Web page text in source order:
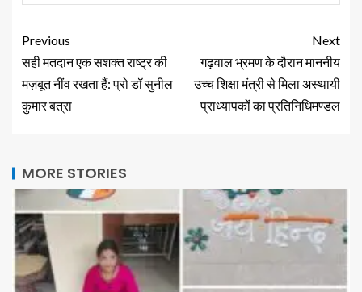
Previous
सही मतदान एक सशक्त राष्ट्र की
मज़बूत नींव रखता हैं: प्रो डॉ सुनील
कुमार बत्रा
Next
गढ़वाल भ्रमण के दौरान माननीय
उच्च शिक्षा मंत्री से मिला अस्थायी
प्राध्यापकों का प्रतिनिधिमण्डल
MORE STORIES